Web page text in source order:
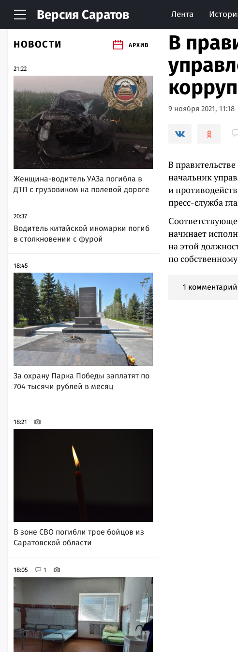
Версия Саратов Лента
НОВОСТИ АРХИВ
21:22
Женщина-водитель УАЗа погибла в
ДТП с грузовиком на полевой дороге
20:37
Водитель китайской иномарки погиб
в столкновении с фурой
18:45
За охрану Парка Победы заплатят по
704 тысячи рублей в месяц
18:21
В зоне СВО погибли трое бойцов из
Саратовской области
18:05 1
В
9 ноября 2021, 11:18
В
начальник
и
пресс-служба
начинает
на этой
по
1 комментарий